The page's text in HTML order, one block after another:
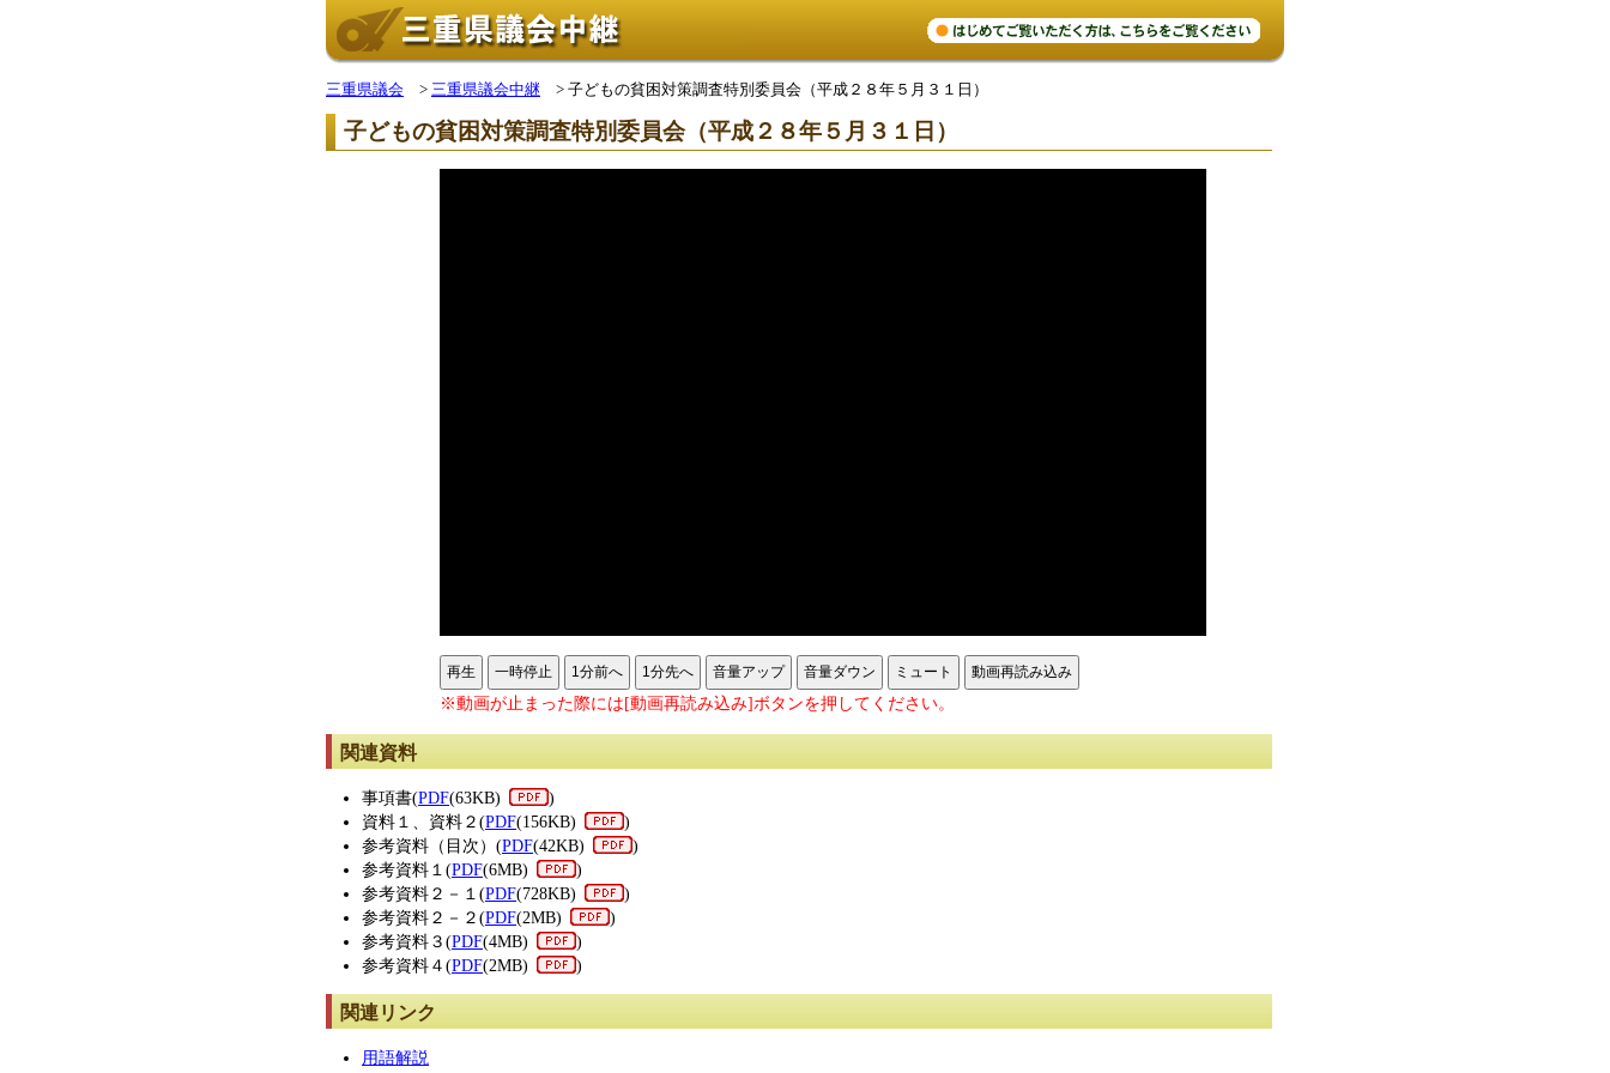
三重県議会 > 三重県議会中継 > 子どもの貧困対策調査特別委員会（平成２８年５月３１日）
子どもの貧困対策調査特別委員会（平成２８年５月３１日）
再生 一時停止 1分前へ 1分先へ 音量アップ 音量ダウン ミュート 動画再読み込み
※動画が止まった際には[動画再読み込み]ボタンを押してください。
関連資料
事項書(PDF(63KB)
)
資料１、資料２(PDF(156KB)
)
参考資料（目次）(PDF(42KB)
)
参考資料１(PDF(6MB)
)
参考資料２－１(PDF(728KB)
)
参考資料２－２(PDF(2MB)
)
参考資料３(PDF(4MB)
)
参考資料４(PDF(2MB) )
関連リンク
用語解説